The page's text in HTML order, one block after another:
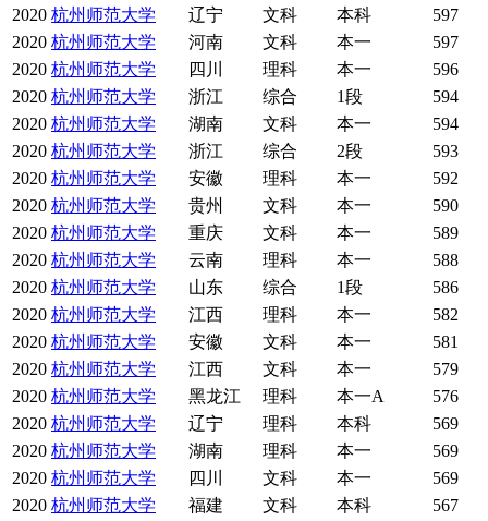
2020 杭州师范大学 辽宁 文科 本科
597
2020 杭州师范大学 河南 文科 本一
597
2020 杭州师范大学 四川 理科 本一
596
2020 杭州师范大学 浙江 综合 1段
594
2020 杭州师范大学 湖南 文科 本一
594
2020 杭州师范大学 浙江 综合 2段
593
2020 杭州师范大学 安徽 理科 本一
592
2020 杭州师范大学 贵州 文科 本一
590
2020 杭州师范大学 重庆 文科 本一
589
2020 杭州师范大学 云南 理科 本一
588
2020 杭州师范大学 山东 综合 1段
586
2020 杭州师范大学 江西 理科 本一
582
2020 杭州师范大学 安徽 文科 本一
581
2020 杭州师范大学 江西 文科 本一
579
2020 杭州师范大学 黑龙江 理科 本一A
576
2020 杭州师范大学 辽宁 理科 本科
569
2020 杭州师范大学 湖南 理科 本一
569
2020 杭州师范大学 四川 文科 本一
569
2020 杭州师范大学 福建 文科 本科
567